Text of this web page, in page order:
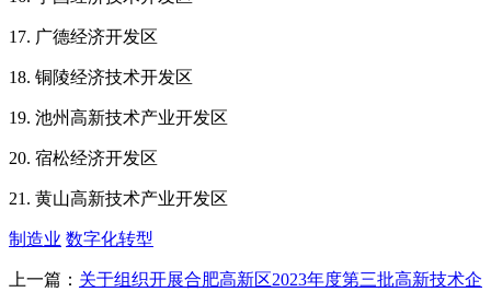
17. 广德经济开发区
18. 铜陵经济技术开发区
19. 池州高新技术产业开发区
20. 宿松经济开发区
21. 黄山高新技术产业开发区
制造业 数字化转型
上一篇： 关于组织开展合肥高新区2023年度第三批高新技术企